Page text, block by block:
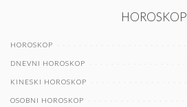
HOROSKOP
HOROSKOP
DNEVNI HOROSKOP
KINESKI HOROSKOP
OSOBNI HOROSKOP